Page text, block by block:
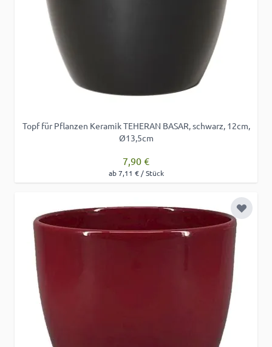
Topf für Pflanzen Keramik TEHERAN BASAR, schwarz, 12cm,
Ø13,5cm
7,90 €
ab 7,11 € / Stück
Zur